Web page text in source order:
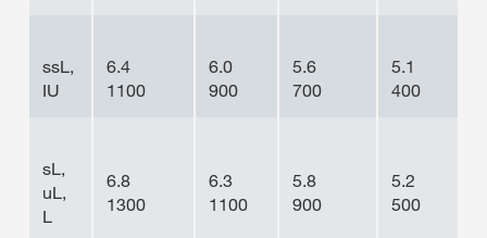
ssL,
IU
6.4
1100
6.0
900
5.6
700
5.1
400
sL,
uL,
L
6.8
1300
6.3
1100
5.8
900
5.2
500